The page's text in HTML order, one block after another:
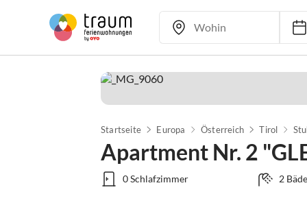
Startseite Europa Österreich Tirol
Apartment Nr. 2
0 Schlafzimmer 2